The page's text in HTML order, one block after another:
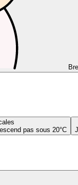
pas sous 20°C